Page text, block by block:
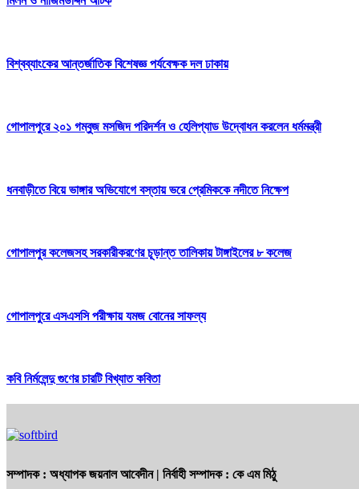
বিশ্বব্যাংকের আন্তর্জাতিক বিশেষজ্ঞ পর্যবেক্ষক দল ঢাকায়
গোপালপুরে ২০১ গম্বুজ মসজিদ পরিদর্শন ও হেলিপ্যাড উদ্বোধন করলেন ধর্মমন্ত্রী
ধনবাড়ীতে বিয়ে ভাঙ্গার অভিযোগে বস্তায় ভরে প্রেমিককে নদীতে নিক্ষেপ
গোপালপুর কলেজসহ সরকারীকরণের চূড়ান্ত তালিকায় টাঙ্গাইলের ৮ কলেজ
গোপালপুরে এসএসসি পরীক্ষায় যমজ বোনের সাফল্য
কবি নির্মলেন্দু গুণের চারটি বিখ্যাত কবিতা
সম্পাদক : অধ্যাপক জয়নাল আবেদীন| নির্বাহী সম্পাদক : কে এম মিঠু